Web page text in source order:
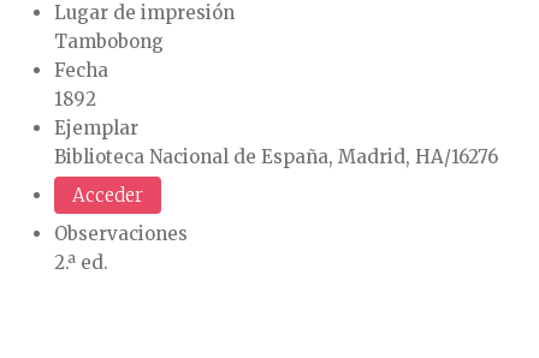
Lugar de impresión
Tambobong
Fecha
1892
Ejemplar
Biblioteca Nacional de España, Madrid, HA/16276
Acceder
Observaciones
2.ª ed.